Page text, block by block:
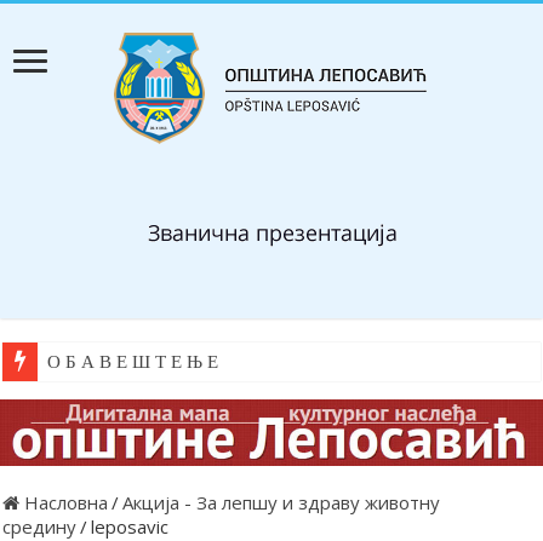
О Б А В Е Ш Т Е Њ Е
Насловна /Акција - За лепшу и здраву животну
средину/leposavic